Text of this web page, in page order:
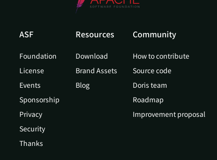
ASF
Foundation
License
Events
Sponsorship
Privacy
Security
Thanks
Resources
Download
Brand Assets
Blog
Community
How to contribute
Source code
Doris team
Roadmap
Improvement proposal